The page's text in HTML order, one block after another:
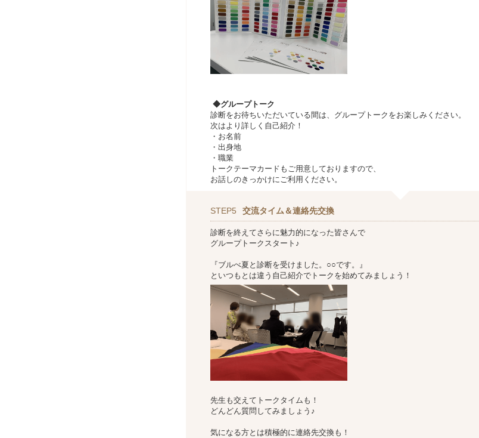
◆グループトーク
診断をお待ちいただいている間は、グループトークをお楽しみください。
次はより詳しく自己紹介！
・お名前
・出身地
・職業
トークテーマカードもご用意しておりますので、
お話しのきっかけにご利用ください。
STEP5 交流タイム＆連絡先交換
診断を終えてさらに魅力的になった皆さんで
グループトークスタート♪
『ブルべ夏と診断を受けました。○○です。』
といつもとは違う自己紹介でトークを始めてみましょう！
先生も交えてトークタイムも！
どんどん質問してみましょう♪
気になる方とは積極的に連絡先交換も！